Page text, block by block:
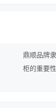
鼎顺品牌
柜的重要